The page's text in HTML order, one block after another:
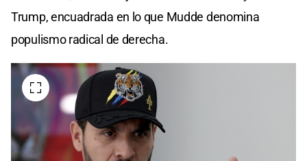
Trump, encuadrada en lo que Mudde denomina
populismo radical de derecha.